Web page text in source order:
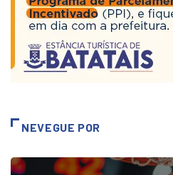
NEVEGUE POR